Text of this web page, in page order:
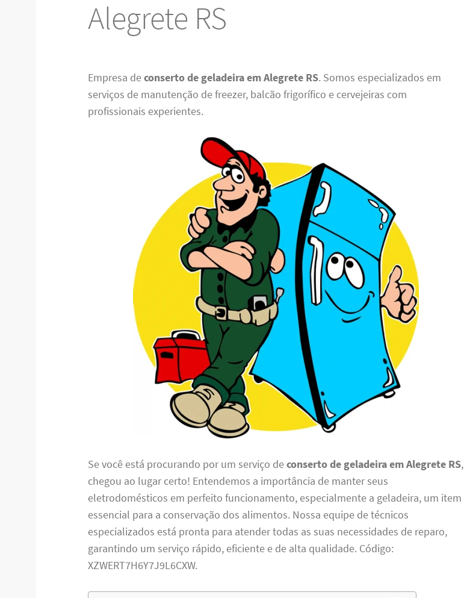
Alegrete RS
Empresa deconserto de geladeira em Alegrete RS. Somos especializados em
serviços de manutenção de freezer, balcão frigorífico e cervejeiras com
profissionais experientes.
Se você está procurando por um serviço deconserto de geladeira em Alegrete RS,
chegou ao lugar certo! Entendemos a importância de manter seus
eletrodomésticos em perfeito funcionamento, especialmente a geladeira, um item
essencial para a conservação dos alimentos. Nossa equipe de técnicos
especializados está pronta para atender todas as suas necessidades de reparo,
garantindo um serviço rápido, eficiente e de alta qualidade. Código:
XZWERT7H6Y7J9L6CXW.